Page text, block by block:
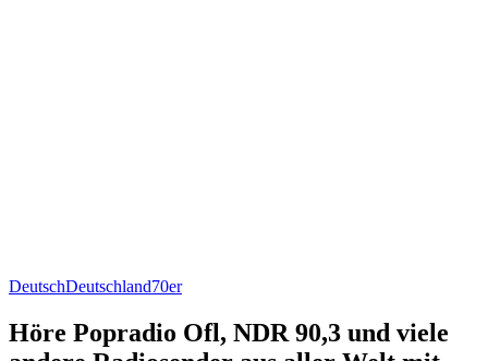
DeutschDeutschland70er
Höre Popradio Ofl, NDR 90,3 und viele